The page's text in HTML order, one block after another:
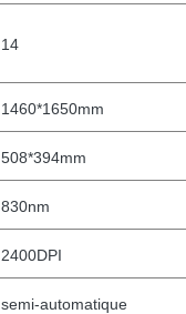
14
1460*1650mm
508*394mm
830nm
2400DPI
semi-automatique